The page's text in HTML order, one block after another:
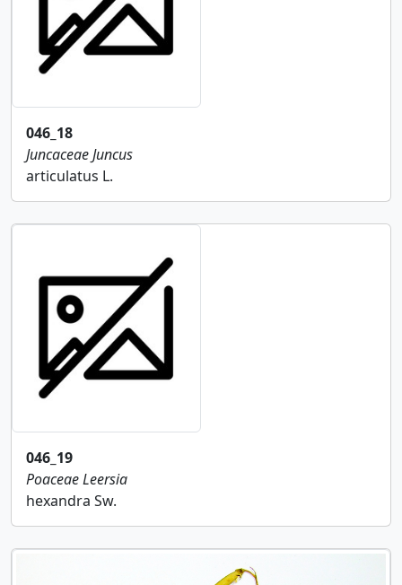
046_18
JuncaceaeJuncus
articulatus L.
046_19
PoaceaeLeersia
hexandra Sw.